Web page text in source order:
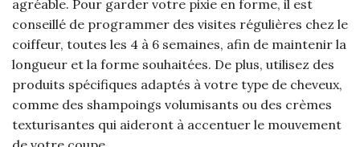
agréable. Pour garder votre pixie en forme, il est
conseillé de programmer des visites régulières chez le
coiffeur, toutes les 4 à 6 semaines, afin de maintenir la
longueur et la forme souhaitées. De plus, utilisez des
produits spécifiques adaptés à votre type de cheveux,
comme des shampoings volumisants ou des crèmes
texturisantes qui aideront à accentuer le mouvement